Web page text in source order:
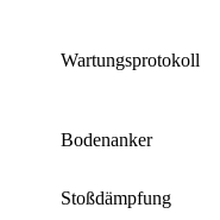
Wartungsprotokoll
Bodenanker
Stoßdämpfung